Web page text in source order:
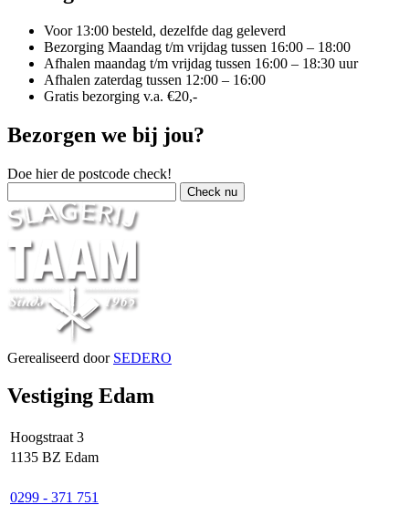
Voor 13:00 besteld, dezelfde dag geleverd
Bezorging Maandag t/m vrijdag tussen 16:00 – 18:00
Afhalen maandag t/m vrijdag tussen 16:00 – 18:30 uur
Afhalen zaterdag tussen 12:00 – 16:00
Gratis bezorging v.a. €20,-
Bezorgen we bij jou?
Doe hier de postcode check!
Gerealiseerd door SEDERO
Vestiging Edam
Hoogstraat 3
1135 BZ Edam
0299 - 371 751